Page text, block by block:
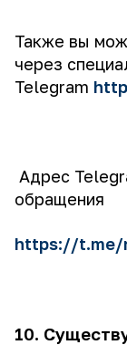
Также вы
через
Telegram
Адрес
обращения
https://t.me/
10.